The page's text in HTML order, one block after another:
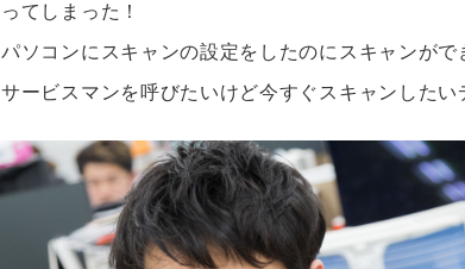
ってしまった！
パソコンにスキャンの設定をしたのにスキャンがで
サービスマンを呼びたいけど今すぐスキャンしたい